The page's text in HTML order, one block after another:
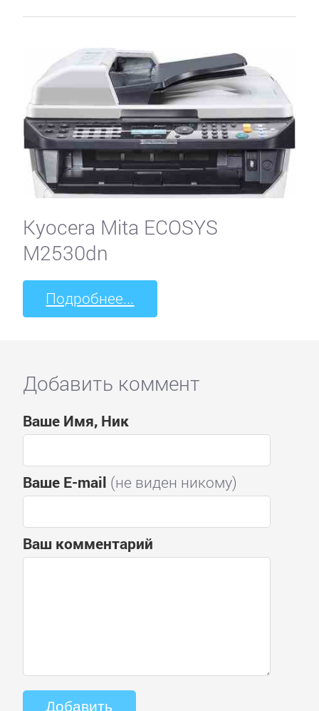
Kyocera Mita ECOSYS
M2530dn
Подробнее...
Добавить коммент
Ваше Имя, Ник
Ваше E-mail (не виден никому)
Ваш комментарий